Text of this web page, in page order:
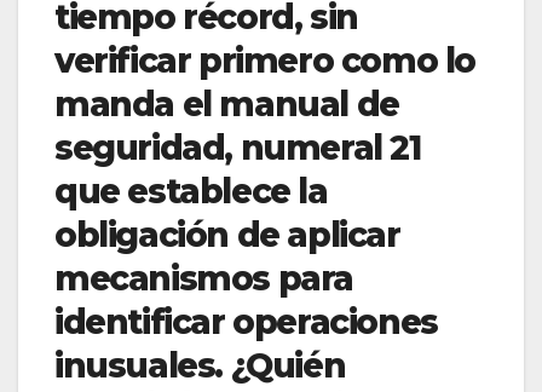
tiempo récord, sin
verificar primero como lo
manda el manual de
seguridad, numeral 21
que establece la
obligación de aplicar
mecanismos para
identificar operaciones
inusuales. ¿Quién